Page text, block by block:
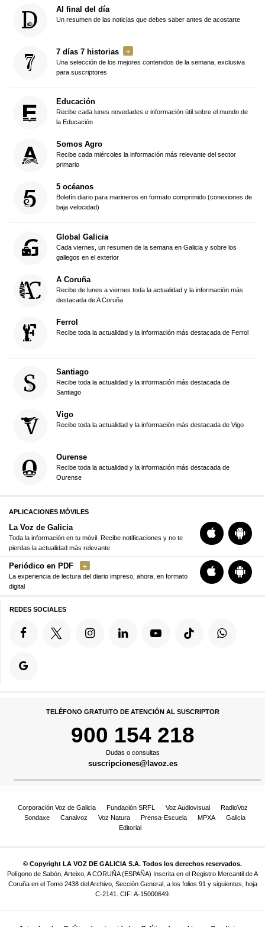
Al final del día
Un resumen de las noticias que debes saber antes de acostarte
7 días 7 historias
Una selección de los mejores contenidos de la semana, exclusiva
para suscriptores
Educación
Recibe cada lunes novedades e información útil sobre el mundo de
la Educación
Somos Agro
Recibe cada miércoles la información más relevante del sector
primario
5 océanos
Boletín diario para marineros en formato comprimido (conexiones de
baja velocidad)
Global Galicia
Cada viernes, un resumen de la semana en Galicia y sobre los
gallegos en el exterior
A Coruña
Recibe de lunes a viernes toda la actualidad y la información más
destacada de A Coruña
Ferrol
Recibe toda la actualidad y la información más destacada de Ferrol
Santiago
Recibe toda la actualidad y la información más destacada de
Santiago
Vigo
Recibe toda la actualidad y la información más destacada de Vigo
Ourense
Recibe toda la actualidad y la información más destacada de
Ourense
APLICACIONES MÓVILES
La Voz de Galicia
Toda la información en tu móvil. Recibe notificaciones y no te
pierdas la actualidad más relevante
Periódico en PDF
La experiencia de lectura del diario impreso, ahora, en formato
digital
REDES SOCIALES
TELÉFONO GRATUITO DE ATENCIÓN AL SUSCRIPTOR
900 154 218
Dudas o consultas
suscripciones@lavoz.es
Corporación Voz de Galicia Fundación SRFL Voz Audiovisual
RadioVoz
Sondaxe
Canalvoz Voz Natura Prensa-Escuela MPXA
Galicia
Editorial
© Copyright LA VOZ DE GALICIA S.A. Todos los derechos reservados.
Polígono de Sabón, Arteixo, A CORUÑA (ESPAÑA) Inscrita en el Registro Mercantil de A
Coruña en el Tomo 2438 del Archivo, Sección General, a los folios 91 y siguientes, hoja
C-2141. CIF: A-15000649.